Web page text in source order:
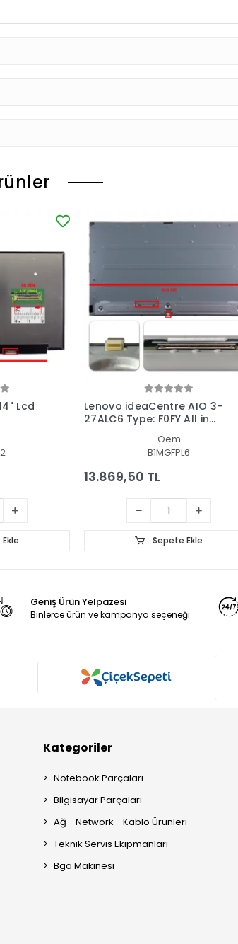
Lcd
Lenovo ideaCentre AIO 3-
27ALC6 Type: F0FY All in
Oem
B1MGFPL6
13.869,50 TL
Sepete Ekle
Geniş Ürün Yelpazesi
Binlerce ürün ve kampanya seçeneği
Kategoriler
Notebook Parçaları
Bilgisayar Parçaları
Ağ - Network - Kablo Ürünleri
Teknik Servis Ekipmanları
Bga Makinesi